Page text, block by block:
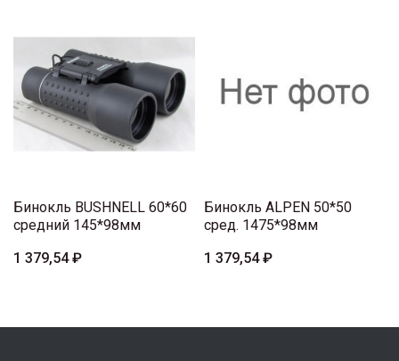
Бинокль BUSHNELL 60*60
средний 145*98мм
1 379,54 ₽
Бинокль ALPEN 50*50
сред. 1475*98мм
1 379,54 ₽